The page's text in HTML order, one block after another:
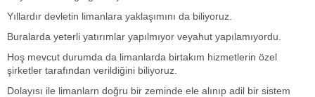
Yıllardır devletin limanlara yaklaşımını da biliyoruz.
Buralarda yeterli yatırımlar yapılmıyor veyahut yapılamıyordu.
Hoş mevcut durumda da limanlarda birtakım hizmetlerin özel
şirketler tarafından verildiğini biliyoruz.
Dolayısı ile limanlarn doğru bir zeminde ele alınıp adil bir sistem